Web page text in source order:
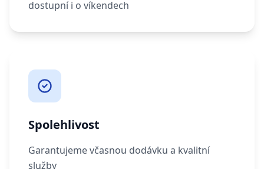
dostupní i o víkendech
Spolehlivost
Garantujeme včasnou dodávku a kvalitní
služby